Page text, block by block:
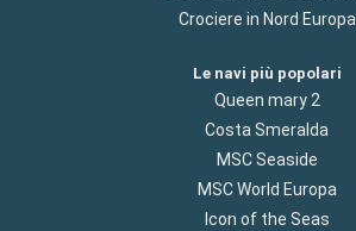
Crociere in Nord Europa
Le navi più popolari
Queen mary 2
Costa Smeralda
MSC Seaside
MSC World Europa
Icon of the Seas